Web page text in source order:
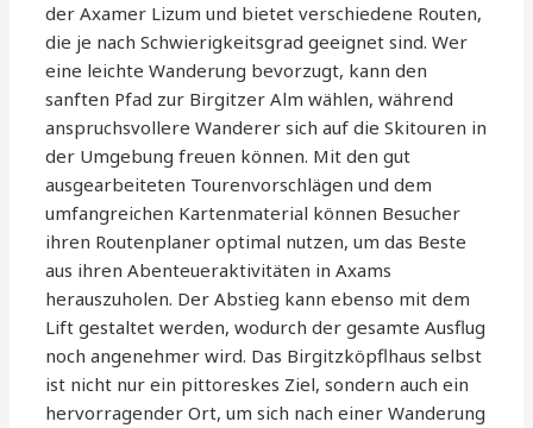
der Axamer Lizum und bietet verschiedene Routen,
die je nach Schwierigkeitsgrad geeignet sind. Wer
eine leichte Wanderung bevorzugt, kann den
sanften Pfad zur Birgitzer Alm wählen, während
anspruchsvollere Wanderer sich auf die Skitouren in
der Umgebung freuen können. Mit den gut
ausgearbeiteten Tourenvorschlägen und dem
umfangreichen Kartenmaterial können Besucher
ihren Routenplaner optimal nutzen, um das Beste
aus ihren Abenteueraktivitäten in Axams
herauszuholen. Der Abstieg kann ebenso mit dem
Lift gestaltet werden, wodurch der gesamte Ausflug
noch angenehmer wird. Das Birgitzköpflhaus selbst
ist nicht nur ein pittoreskes Ziel, sondern auch ein
hervorragender Ort, um sich nach einer Wanderung